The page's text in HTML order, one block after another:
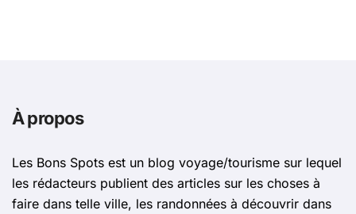
À propos
Les Bons Spots est un blog voyage/tourisme sur lequel
les rédacteurs publient des articles sur les choses à
faire dans telle ville, les randonnées à découvrir dans